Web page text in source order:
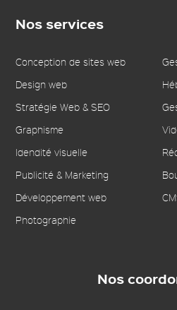
Nos services
Conception de sites web
Design web
Stratégie Web & SEO
Graphisme
Idendité visuelle
Publicité & Marketing
Développement web
Photographie
Nos